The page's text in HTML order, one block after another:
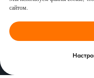
сайтом.